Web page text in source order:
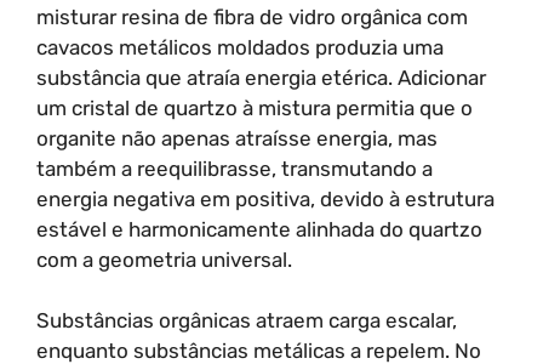
misturar resina de fibra de vidro orgânica com
cavacos metálicos moldados produzia uma
substância que atraía energia etérica. Adicionar
um cristal de quartzo à mistura permitia que o
organite não apenas atraísse energia, mas
também a reequilibrasse, transmutando a
energia negativa em positiva, devido à estrutura
estável e harmonicamente alinhada do quartzo
com a geometria universal.
Substâncias orgânicas atraem carga escalar,
enquanto substâncias metálicas a repelem. No